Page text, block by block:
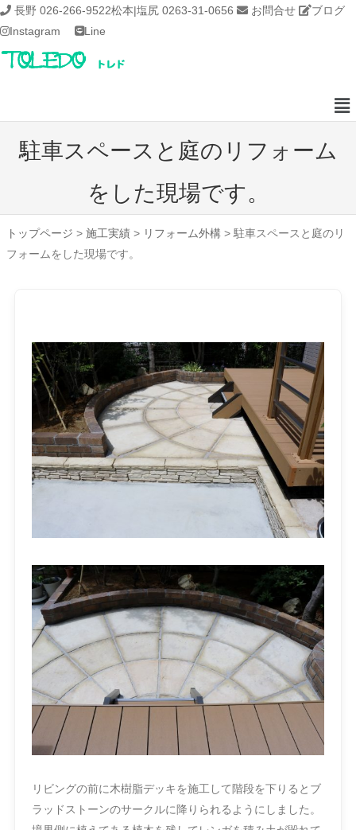
長野 026-266-9522松本|塩尻 0263-31-0656 お問合せ
ブログ
Instagram
Line
駐車スペースと庭のリフォーム
をした現場です。
トップページ > 施工実績 > リフォーム外構 > 駐車スペースと庭のリ
フォームをした現場です。
リビングの前に木樹脂デッキを施工して階段を下りるとブ
ラッドストーンのサークルに降りられるようにしました。